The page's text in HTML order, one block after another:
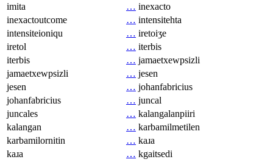
imita
… inexacto
inexactoutcome
… intensitehta
intensiteioniqu
… iretoiʒe
iretol
… iterbis
iterbis
… jamaetxewpsizli
jamaetxewpsizli
… jesen
jesen
… johanfabricius
johanfabricius
… juncal
juncales
… kalangalanpiiri
kalangan
… karbamilmetilen
karbamilornitin
… kaɹa
kaɹa
… kgaitsedi